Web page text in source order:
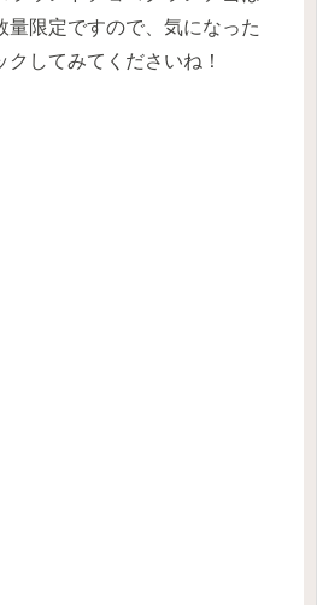
量限定ですので、気になった
してみてくださいね！